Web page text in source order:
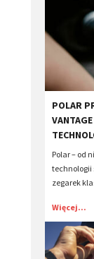
POLAR
Polar – od
technologii
zegarek
Więcej...